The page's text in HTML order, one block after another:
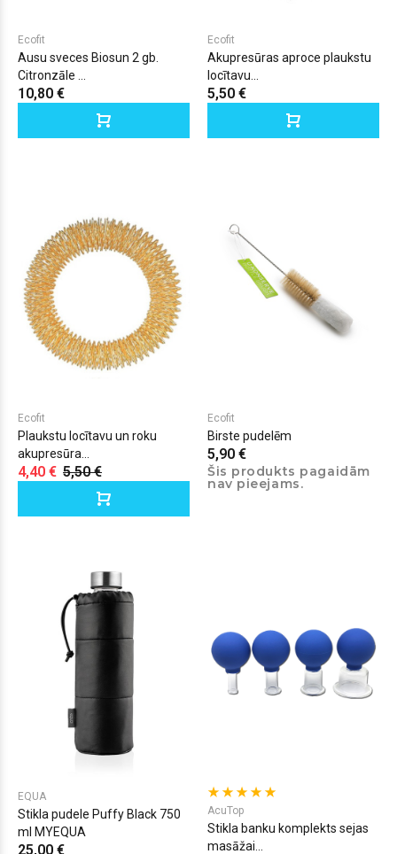
Ecofit
Ausu sveces Biosun 2 gb.
Citronzāle ...
10,80 €
Ecofit
Akupresūras aproce plaukstu
locītavu...
5,50 €
Ecofit
Plaukstu locītavu un roku
akupresūra...
4,40 € 5,50 €
Ecofit
Birste pudelēm
5,90 €
Šis produkts pagaidām
nav pieejams.
EQUA
Stikla pudele Puffy Black 750
ml MYEQUA
25,00 €
AcuTop
Stikla banku komplekts sejas
masāžai...